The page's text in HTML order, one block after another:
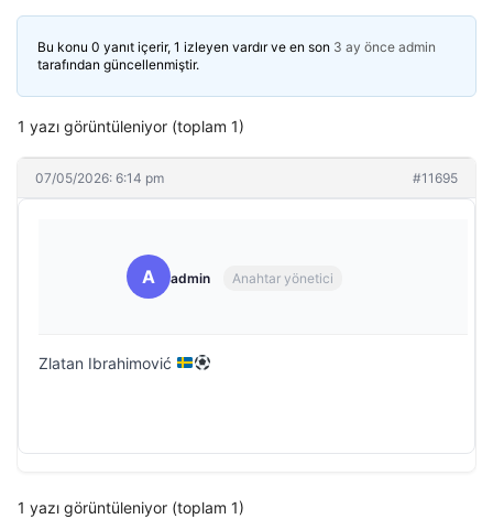
Bu konu 0 yanıt içerir, 1 izleyen vardır ve en son 3 ay önce admin
tarafından güncellenmiştir.
1 yazı görüntüleniyor (toplam 1)
07/05/2026: 6:14 pm #11695
A admin Anahtar yönetici
Zlatan Ibrahimović
1 yazı görüntüleniyor (toplam 1)